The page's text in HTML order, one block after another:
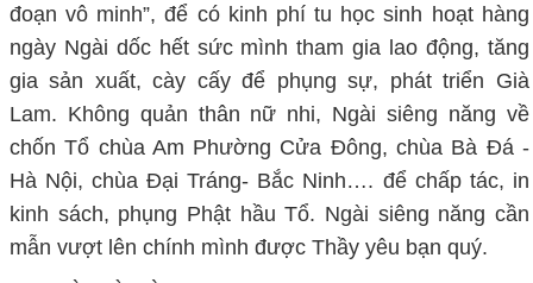
đoạn vô minh”, để có kinh phí tu học sinh hoạt hàng
ngày Ngài dốc hết sức mình tham gia lao động, tăng
gia sản xuất, cày cấy để phụng sự, phát triển Già
Lam. Không quản thân nữ nhi, Ngài siêng năng về
chốn Tổ chùa Am Phường Cửa Đông, chùa Bà Đá -
Hà Nội, chùa Đại Tráng- Bắc Ninh…. để chấp tác, in
kinh sách, phụng Phật hầu Tổ. Ngài siêng năng cần
mẫn vượt lên chính mình được Thầy yêu bạn quý.